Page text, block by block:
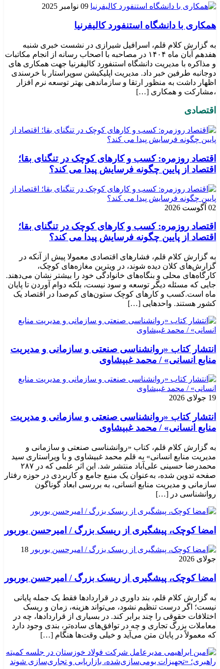
09 نوامبر 2025
همکاری با دانشگاه استنفورد کالیفرنیا
به گزارش کلام قلم، اسرافیل شیرازی در نشست خبری شنبه
هفدهم آبان ماه ۱۴۰۴ در مصاحبه با اصحاب رسانه از انجام مکاتبات
و مذاکره با مدیریت دانشگاه استنفورد کالیفرنیا جهت همکاری های
دوجانبه طرفین خبر داد. مدیریت اپلیکیشن سوپراستار با خرسندی
اظهار داشت به منظور ارتقا و سازماندهی بهتر توسعه نرم افزار
،مشارکت و همکاری […]
اقتصادی
اقتصاد روزمره: کسب‌ و کارهای کوچک در تنگنای بقا؛
اقتصاد از پایین چگونه فرسایش پیدا می کند؟
02 آگوست 2026
اقتصاد روزمره: کسب‌ و کارهای کوچک در تنگنای بقا؛
اقتصاد از پایین چگونه فرسایش پیدا می کند؟
به گزارش کلام قلم، فشارهای اقتصادی معمولا پیش از آنکه در
گزارش‌های کلان دیده شوند، در ویترین مغازه‌های کوچک،
کارگاه‌های محلی و بنگاه‌های خانوادگی خود را بیشتر نشان می‌دهند.
جایی که مسئله دیگر توسعه و سود نیست، بلکه دوام آوردن تا پایان
ماه است.کسب‌ و کارهای کوچک ستون‌های کم‌صدا در اقتصاد یک
کشور هستند. واحدهایی […]
انتشار کتاب «روانشناسی صنعتی و سازمانی و مدیریت
منابع انسانی» / محمد غبیشاوی
19 جولای 2026
انتشار کتاب «روانشناسی صنعتی و سازمانی و مدیریت
منابع انسانی» / محمد غبیشاوی
به گزارش کلام قلم، کتاب «روانشناسی صنعتی و سازمانی و
مدیریت منابع انسانی» به قلم محمد غبیشاوی و با ویراستاری سید
محمدرضا حسینی علی‌آباد منتشر شد. این اثر علمی که در ۲۸۷
صفحه تدوین شده، به‌عنوان یک منبع جامع و کاربردی در حوزه رفتار
سازمانی و مدیریت منابع انسانی، به بررسی ابعاد گوناگون
روانشناسی در […]
امضا کوچک، پیشگیری از ریسک بزرگ / امیرحسن بوربور
18
جولای 2026
امضا کوچک، پیشگیری از ریسک بزرگ / امیرحسن بوربور
به گزارش کلام قلم، بند داوری در قراردادها فقط یک جمله پایانی
نیست؛ اگر درست تنظیم نشود، می‌تواند هزینه، زمان و ریسک
اختلافات حقوقی را چند برابر کند. در بسیاری از قراردادها، چه در
معاملات بزرگ تجاری و چه در توافق‌های ساده‌تر، بندی وجود دارد
که معمولاً در پایان متن می‌آید و خیلی وقت‌ها هنگام […]